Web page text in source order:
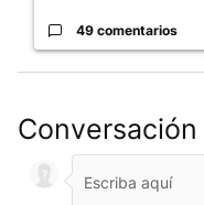
49 comentarios
Conversación